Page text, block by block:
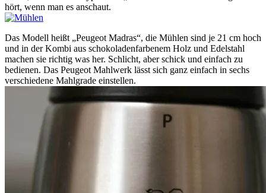
hört, wenn man es anschaut.
Das Modell heißt „Peugeot Madras“, die Mühlen sind je 21 cm hoch
und in der Kombi aus schokoladenfarbenem Holz und Edelstahl
machen sie richtig was her. Schlicht, aber schick und einfach zu
bedienen. Das Peugeot Mahlwerk lässt sich ganz einfach in sechs
verschiedene Mahlgrade einstellen.